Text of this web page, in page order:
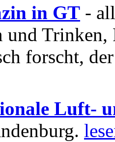
in GT -
und
forscht,
Luft-